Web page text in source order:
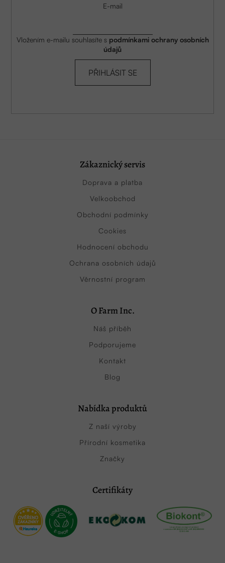
E-mail
Vložením e-mailu souhlasíte s podmínkami ochrany osobních
údajů
PŘIHLÁSIT SE
Zákaznický servis
Doprava a platba
Velkoobchod
Obchodní podmínky
Cookies
Hodnocení obchodu
Ochrana osobních údajů
Věrnostní program
O Farm Inc.
Náš příběh
Podporujeme
Kontakt
Blog
Nabídka produktů
Z naší výroby
Přírodní kosmetika
Značky
Certifikáty